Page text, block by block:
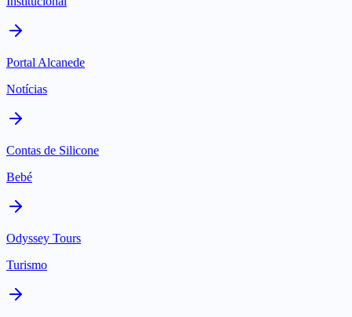
Portal Alcanede
Notícias
Contas de Silicone
Bebé
Odyssey Tours
Turismo